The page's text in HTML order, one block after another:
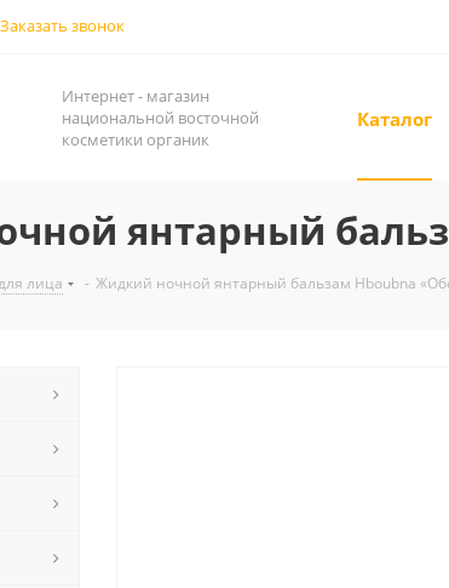
Заказать звонок
Интернет - магазин
национальной восточной
косметики органик
Каталог
янтарный
лица - Жидкий ночной янтарный бальзам Hboubna